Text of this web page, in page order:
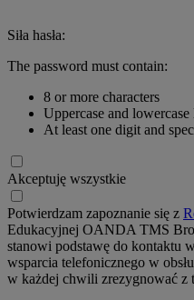
Siła hasła:
The password must contain:
8 or more characters
Uppercase and lowercase
At least one digit and
Akceptuję wszystkie
Potwierdzam zapoznanie się z
Edukacyjnej OANDA TMS
stanowi podstawę do kontaktu
wsparcia telefonicznego w
w każdej chwili zrezygnować z